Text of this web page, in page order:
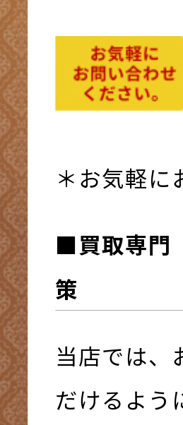
＊お気軽に
■買取専門
策
当店では、
だけるよう